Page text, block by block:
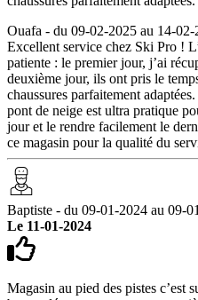
Ouafa - du 09-02-2025 au 14-02-
Excellent service chez Ski Pro !
patiente : le premier jour, j’ai
deuxième jour, ils ont pris le
chaussures parfaitement
pont de neige est ultra pratique
jour et le rendre facilement le
ce magasin pour la qualité du
Baptiste - du 09-01-2024 au 09-
Le 11-01-2024
Magasin au pied des pistes c’est